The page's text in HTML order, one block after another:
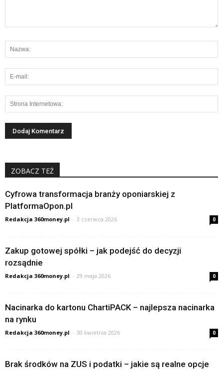
ZOBACZ TEŻ
Cyfrowa transformacja branży oponiarskiej z
PlatformaOpon.pl
Redakcja 360money.pl - 3 czerwca 2026 0
Zakup gotowej spółki – jak podejść do decyzji
rozsądnie
Redakcja 360money.pl - 29 maja 2026 0
Nacinarka do kartonu ChartiPACK – najlepsza nacinarka
na rynku
Redakcja 360money.pl - 30 kwietnia 2026 0
Brak środków na ZUS i podatki – jakie są realne opcje